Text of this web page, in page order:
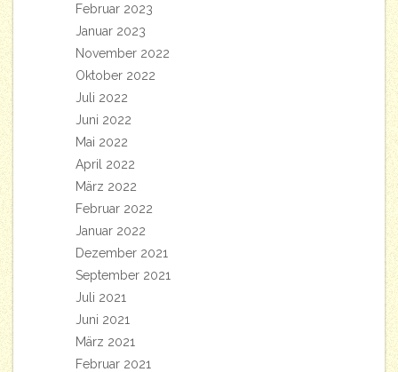
Februar 2023
Januar 2023
November 2022
Oktober 2022
Juli 2022
Juni 2022
Mai 2022
April 2022
März 2022
Februar 2022
Januar 2022
Dezember 2021
September 2021
Juli 2021
Juni 2021
März 2021
Februar 2021